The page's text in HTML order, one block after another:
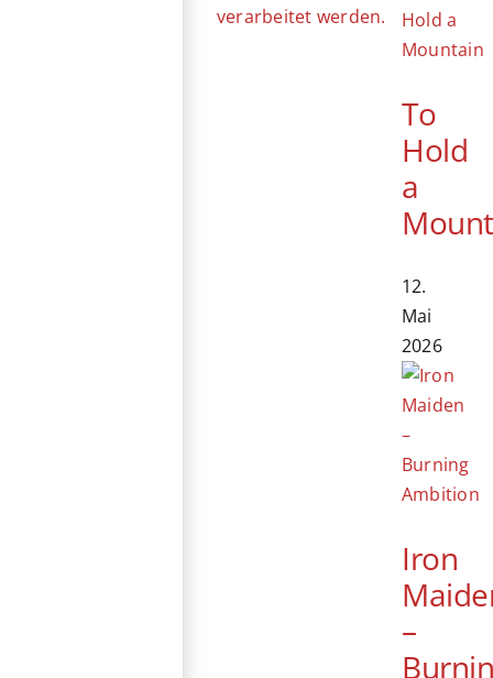
verarbeitet werden.
To
Hold
a
12.
Mai
2026
Iron
–